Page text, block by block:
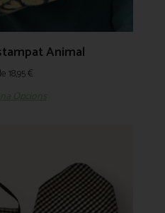
Animal
18,95€